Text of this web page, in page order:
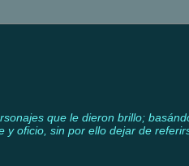
que le dieron brillo;
y oficio, sin por ello dejar de